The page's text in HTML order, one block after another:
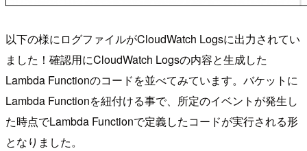
以下の様にログファイルがCloudWatch Logsに出力されてい
ました！確認用にCloudWatch Logsの内容と生成した
Lambda Functionのコードを並べてみています。バケットに
Lambda Functionを紐付ける事で、所定のイベントが発生し
た時点でLambda Functionで定義したコードが実行される形
となりました。